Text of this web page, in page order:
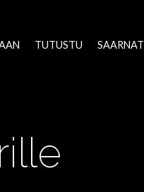
TUTUSTU SAARNAT